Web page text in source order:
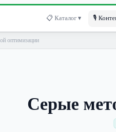
📋 Каталог ▾ 🎙
оптимизации
Серые